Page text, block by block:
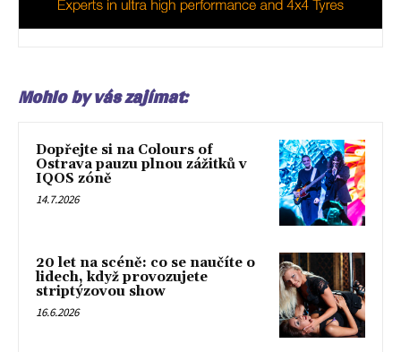
Mohlo by vás zajímat:
Dopřejte si na Colours of
Ostrava pauzu plnou zážitků v
IQOS zóně
14.7.2026
20 let na scéně: co se naučíte o
lidech, když provozujete
striptýzovou show
16.6.2026